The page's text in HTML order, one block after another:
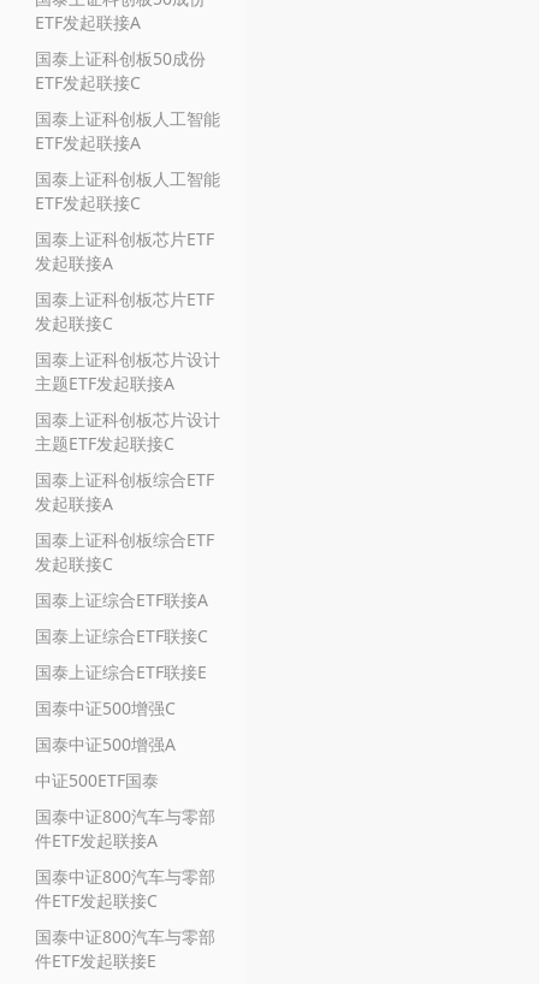
ETF发起联接A
国泰上证科创板50成份
ETF发起联接C
国泰上证科创板人工智能
ETF发起联接A
国泰上证科创板人工智能
ETF发起联接C
国泰上证科创板芯片ETF
发起联接A
国泰上证科创板芯片ETF
发起联接C
国泰上证科创板芯片设计
主题ETF发起联接A
国泰上证科创板芯片设计
主题ETF发起联接C
国泰上证科创板综合ETF
发起联接A
国泰上证科创板综合ETF
发起联接C
国泰上证综合ETF联接A
国泰上证综合ETF联接C
国泰上证综合ETF联接E
国泰中证500增强C
国泰中证500增强A
中证500ETF国泰
国泰中证800汽车与零部
件ETF发起联接A
国泰中证800汽车与零部
件ETF发起联接C
国泰中证800汽车与零部
件ETF发起联接E